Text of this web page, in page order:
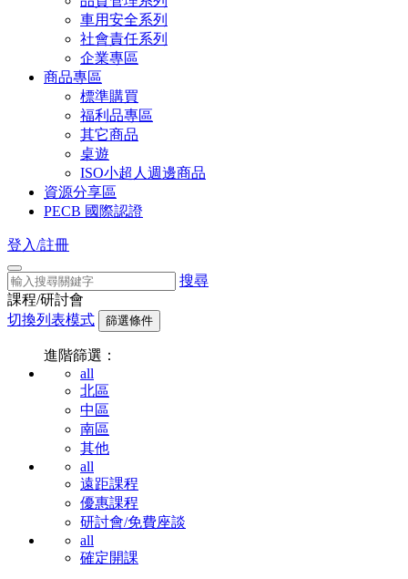
車用安全系列
社會責任系列
企業專區
商品專區
標準購買
福利品專區
其它商品
桌遊
ISO小超人週邊商品
資源分享區
PECB 國際認證
登入/註冊
搜尋
課程/研討會
切換列表模式
篩選條件
進階篩選：
all
北區
中區
南區
其他
all
遠距課程
優惠課程
研討會/免費座談
all
確定開課